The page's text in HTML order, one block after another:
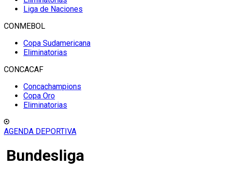
Liga de Naciones
CONMEBOL
Copa Sudamericana
Eliminatorias
CONCACAF
Concachampions
Copa Oro
Eliminatorias
AGENDA DEPORTIVA
Bundesliga